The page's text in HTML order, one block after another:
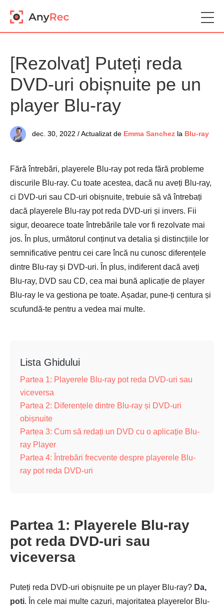
[Rezolvat] Puteți reda
DVD-uri obișnuite pe un
player Blu-ray
dec. 30, 2022 / Actualizat de Emma Sanchez la Blu-ray
Fără întrebări, playerele Blu-ray pot reda fără probleme
discurile Blu-ray. Cu toate acestea, dacă nu aveți Blu-ray,
ci DVD-uri sau CD-uri obișnuite, trebuie să vă întrebați
dacă playerele Blu-ray pot reda DVD-uri și invers. Fii
sigur, deoarece toate întrebările tale vor fi rezolvate mai
jos. În plus, următorul conținut va detalia și distincțiile lor
semnificative pentru cei care încă nu cunosc diferențele
dintre Blu-ray și DVD-uri. În plus, indiferent dacă aveți
Blu-ray, DVD sau CD, cea mai bună aplicație de player
Blu-ray le va gestiona pe toate. Așadar, pune-ți centura și
scufundă-te pentru a vedea mai multe.
Lista Ghidului
Partea 1: Playerele Blu-ray pot reda DVD-uri sau
viceversa
Partea 2: Diferențele dintre Blu-ray și DVD-uri
obișnuite
Partea 3: Cum să redați un DVD cu o aplicație Blu-
ray Player
Partea 4: Întrebări frecvente despre playerele Blu-
ray pot reda DVD-uri
Partea 1: Playerele Blu-ray
pot reda DVD-uri sau
viceversa
Puteți reda DVD-uri obișnuite pe un player Blu-ray? Da,
poti. În cele mai multe cazuri, majoritatea playerelor Blu-